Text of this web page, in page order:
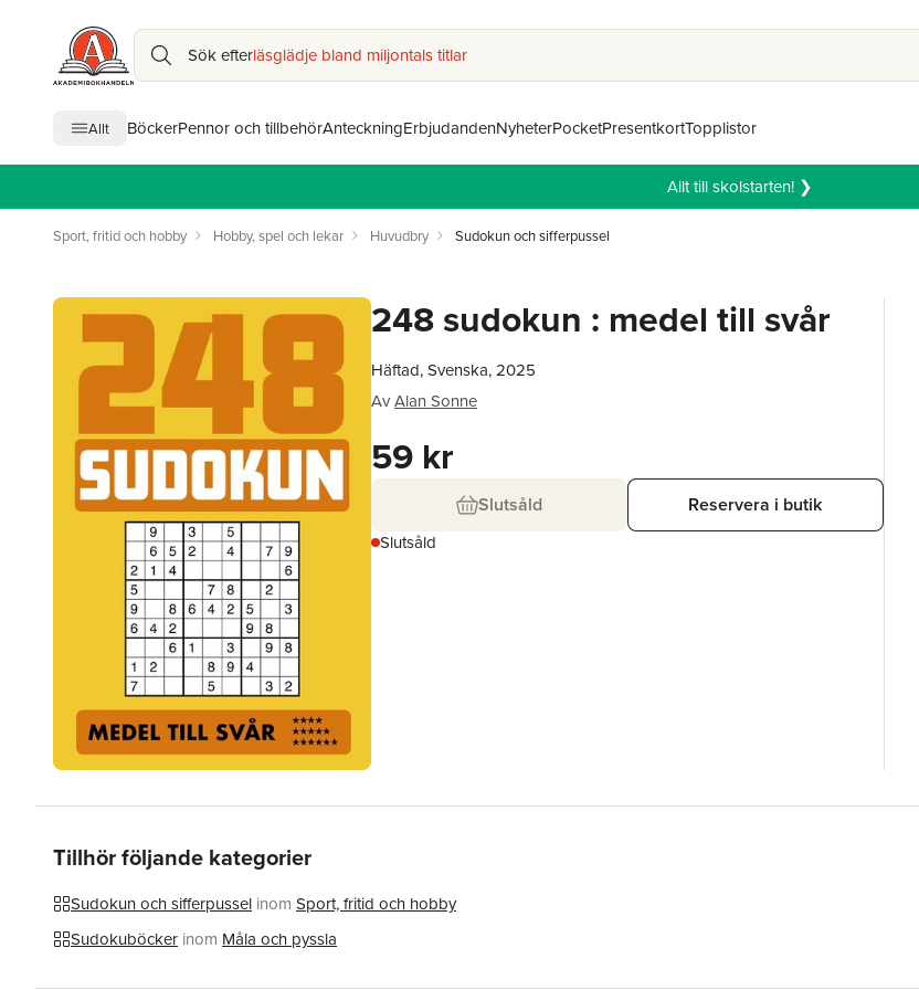
Sök efterläsglädje bland miljontals titlar
Allt BöckerPennor och tillbehörAnteckningErbjudandenNyheterPocketPresentkortTopplistor
Allt till skolstarten! ❯
Sport, fritid och hobby Hobby, spel och lekar Huvudbry Sudokun och sifferpussel
248 sudokun : medel till svår
Häftad, Svenska, 2025
AvAlan Sonne
59 kr
Slutsåld Reservera i butik
Slutsåld
Tillhör följande kategorier
Sudokun och sifferpussel inom Sport, fritid och hobby
Sudokuböcker inom Måla och pyssla